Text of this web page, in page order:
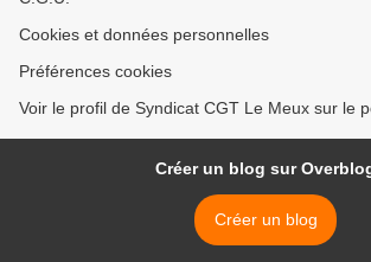
Cookies et données personnelles
Préférences cookies
Voir le profil de Syndicat CGT Le Meux sur le
Créer un blog sur
Créer un blog